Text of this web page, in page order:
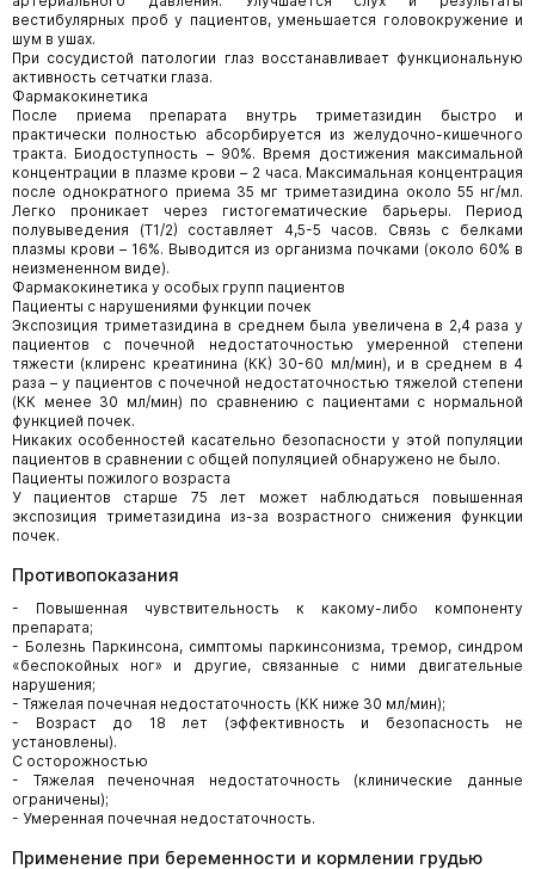
вестибулярных проб у пациентов, уменьшается головокружение и
шум в ушах.
При сосудистой патологии глаз восстанавливает функциональную
активность сетчатки глаза.
Фармакокинетика
После приема препарата внутрь триметазидин быстро и
практически полностью абсорбируется из желудочно-кишечного
тракта. Биодоступность – 90%. Время достижения максимальной
концентрации в плазме крови – 2 часа. Максимальная концентрация
после однократного приема 35 мг триметазидина около 55 нг/мл.
Легко проникает через гистогематические барьеры. Период
полувыведения (Т1/2) составляет 4,5-5 часов. Связь с белками
плазмы крови – 16%. Выводится из организма почками (около 60% в
неизмененном виде).
Фармакокинетика у особых групп пациентов
Пациенты с нарушениями функции почек
Экспозиция триметазидина в среднем была увеличена в 2,4 раза у
пациентов с почечной недостаточностью умеренной степени
тяжести (клиренс креатинина (КК) 30-60 мл/мин), и в среднем в 4
раза – у пациентов с почечной недостаточностью тяжелой степени
(КК менее 30 мл/мин) по сравнению с пациентами с нормальной
функцией почек.
Никаких особенностей касательно безопасности у этой популяции
пациентов в сравнении с общей популяцией обнаружено не было.
Пациенты пожилого возраста
У пациентов старше 75 лет может наблюдаться повышенная
экспозиция триметазидина из-за возрастного снижения функции
почек.
Противопоказания
- Повышенная чувствительность к какому-либо компоненту
препарата;
- Болезнь Паркинсона, симптомы паркинсонизма, тремор, синдром
«беспокойных ног» и другие, связанные с ними двигательные
нарушения;
- Тяжелая почечная недостаточность (КК ниже 30 мл/мин);
- Возраст до 18 лет (эффективность и безопасность не
установлены).
С осторожностью
- Тяжелая печеночная недостаточность (клинические данные
ограничены);
- Умеренная почечная недостаточность.
Применение при беременности и кормлении грудью